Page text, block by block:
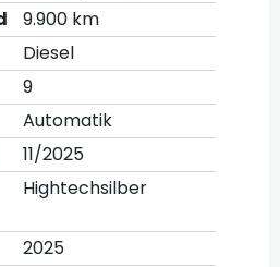
9.900 km
Diesel
9
Automatik
11/2025
Hightechsilber
2025